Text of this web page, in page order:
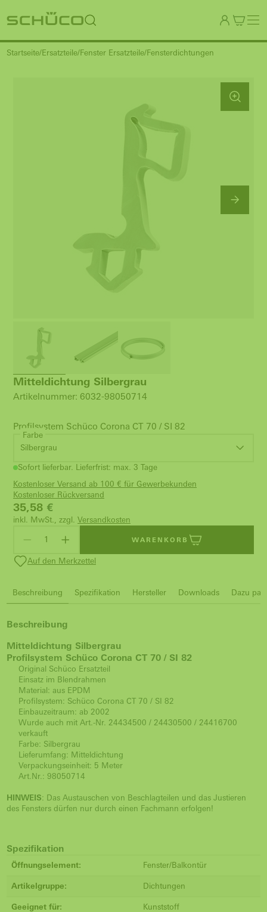
Startseite Ersatzteile Fenster Ersatzteile Fensterdichtungen
Mitteldichtung Silbergrau
Artikelnummer: 6032-98050714
Profilsystem Schüco Corona CT 70 / SI 82
Farbe
Silbergrau
Sofort lieferbar. Lieferfrist: max. 3 Tage
Kostenloser Versand ab 100 € für Gewerbekunden
Kostenloser Rückversand
35,58 €
inkl. MwSt., zzgl. Versandkosten
WARENKORB
Auf den Merkzettel
Beschreibung Spezifikation Hersteller Downloads Dazu
Beschreibung
Mitteldichtung Silbergrau
Profilsystem Schüco Corona CT 70 / SI 82
Original Schüco Ersatzteil
Einsatz im Blendrahmen
Material: aus EPDM
Profilsystem: Schüco Corona CT 70 / SI 82
Einbauzeitraum: ab 2002
Wurde auch mit Art.-Nr. 24434500 / 24430500 / 24416700
verkauft
Farbe: Silbergrau
Lieferumfang: Mitteldichtung
Verpackungseinheit: 5 Meter
Art.Nr.: 98050714
HINWEIS: Das Austauschen von Beschlagteilen und das Justieren
des Fensters dürfen nur durch einen Fachmann erfolgen!
Spezifikation
Öffnungselement: Fenster/Balkontür
Artikelgruppe: Dichtungen
Geeignet für: Kunststoff